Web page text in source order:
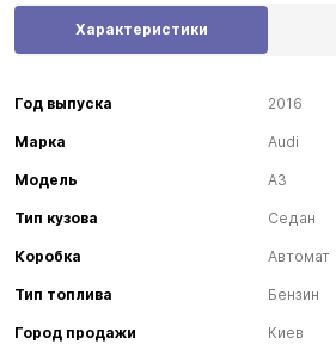
Характеристики
Год выпуска 2016
Марка Audi
Модель A3
Тип кузова Седан
Коробка Автомат
Тип топлива Бензин
Город продажи Киев